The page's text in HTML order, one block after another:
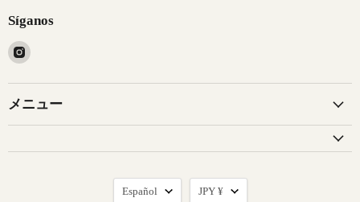
Síganos
Encuéntrenos
Instagram
メニュー
Idioma
Español Moneda
JPY ¥